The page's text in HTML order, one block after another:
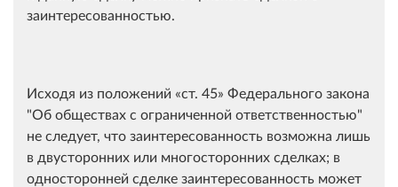
заинтересованностью.
Исходя из положений ст. 45 Федерального закона
"Об обществах с ограниченной ответственностью"
не следует, что заинтересованность возможна лишь
в двусторонних или многосторонних сделках; в
односторонней сделке заинтересованность может